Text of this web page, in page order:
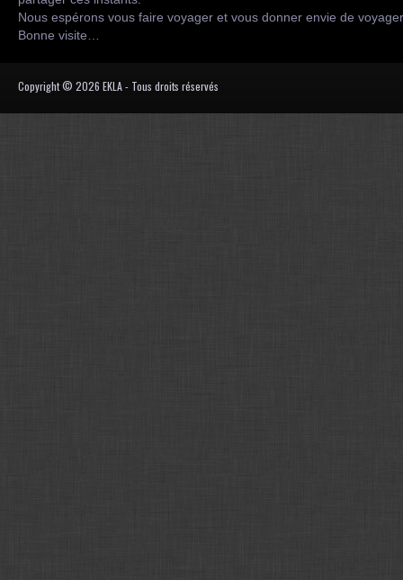
Nous espérons vous faire voyager et vous donner envie de
Bonne visite…
Copyright © 2026 EKLA - Tous droits réservés